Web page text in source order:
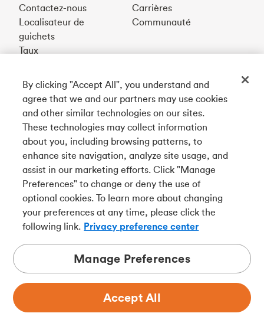
Contactez-nous
Localisateur de
guichets
Taux
Carrières
Communauté
English
Téléchargez notre appli
Connectez-vous avec nous
Tangerine est le nom commercial de la Banque Tangerine,
une filiale en propriété exclusive de La Banque de
Nouvelle-Écosse etmembre à part entière de la SADC
Confidentialité Choix de pub
By clicking "Accept All", you understand and
agree that we and our partners may use cookies
and other similar technologies on our sites.
These technologies may collect information
about you, including browsing patterns, to
enhance site navigation, analyze site usage, and
assist in our marketing efforts. Click "Manage
Preferences" to change or deny the use of
optional cookies. To learn more about changing
your preferences at any time, please click the
following link. Privacy preference center
Manage Preferences
Accept All